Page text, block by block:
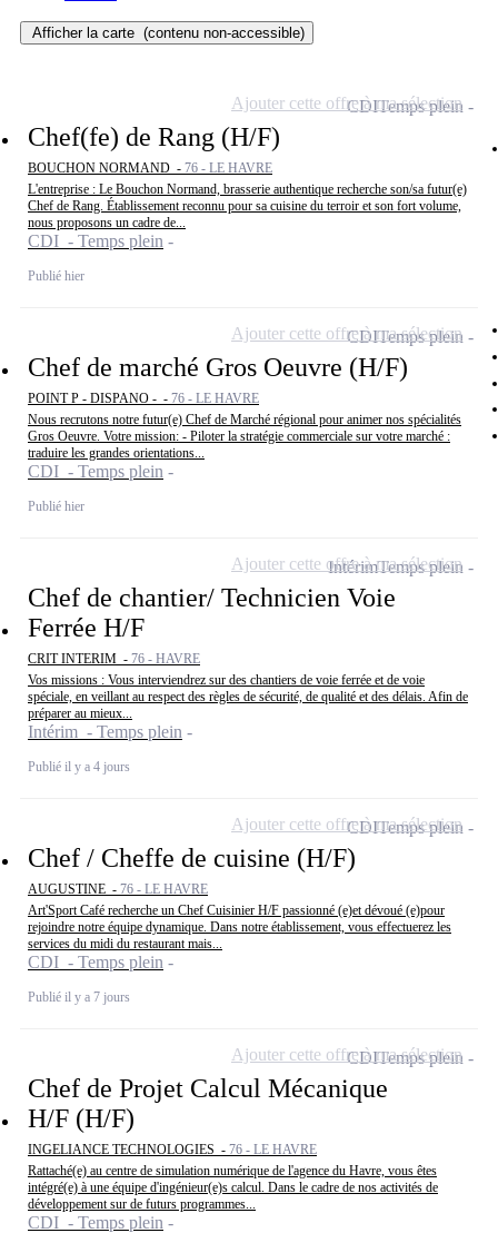
Afficher la carte (contenu non-accessible)
Chef(fe) de Rang (H/F)
BOUCHON NORMAND - 76 - LE HAVRE
L'entreprise : Le Bouchon Normand, brasserie authentique recherche son/sa futur(e)
Chef de Rang. Établissement reconnu pour sa cuisine du terroir et son fort volume,
nous proposons un cadre de...
CDI - Temps plein
Publié hier
CDITemps plein
Ajouter cette offre à ma sélection
Chef de marché Gros Oeuvre (H/F)
POINT P - DISPANO - - 76 - LE HAVRE
Nous recrutons notre futur(e) Chef de Marché régional pour animer nos spécialités
Gros Oeuvre. Votre mission: - Piloter la stratégie commerciale sur votre marché :
traduire les grandes orientations...
CDI - Temps plein
Publié hier
CDITemps plein
Ajouter cette offre à ma sélection
Chef de chantier/ Technicien Voie
Ferrée H/F
CRIT INTERIM - 76 - HAVRE
Vos missions : Vous interviendrez sur des chantiers de voie ferrée et de voie
spéciale, en veillant au respect des règles de sécurité, de qualité et des délais. Afin de
préparer au mieux...
Intérim - Temps plein
Publié il y a 4 jours
IntérimTemps plein
Ajouter cette offre à ma sélection
Chef / Cheffe de cuisine (H/F)
AUGUSTINE - 76 - LE HAVRE
Art'Sport Café recherche un Chef Cuisinier H/F passionné (e)et dévoué (e)pour
rejoindre notre équipe dynamique. Dans notre établissement, vous effectuerez les
services du midi du restaurant mais...
CDI - Temps plein
Publié il y a 7 jours
CDITemps plein
Ajouter cette offre à ma sélection
Chef de Projet Calcul Mécanique
H/F (H/F)
INGELIANCE TECHNOLOGIES - 76 - LE HAVRE
Rattaché(e) au centre de simulation numérique de l'agence du Havre, vous êtes
intégré(e) à une équipe d'ingénieur(e)s calcul. Dans le cadre de nos activités de
développement sur de futurs programmes...
CDI - Temps plein
CDITemps plein
Ajouter cette offre à ma sélection